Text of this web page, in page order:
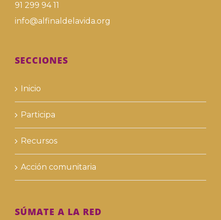
91 299 94 11
info@alfinaldelavida.org
SECCIONES
Inicio
Participa
Recursos
Acción comunitaria
SÚMATE A LA RED